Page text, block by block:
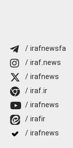
/ irafnewsfa
/ iraf.news
/ irafnews
/ iraf.ir
/ irafnews
/ irafir
/ irafnews